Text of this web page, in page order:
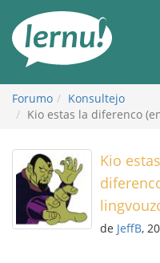
enhavo
Forumo
Konsultejo
Kio estas la diferenco
Kio
de JeffB,